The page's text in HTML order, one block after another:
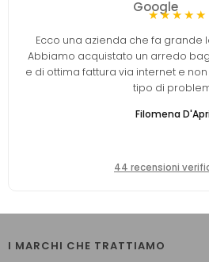
★★★★★
Ecco una azienda che fa grande
Abbiamo acquistato un arredo
e di ottima fattura via internet e
tipo di
Filomena
44 recensioni
I MARCHI CHE TRATTIAMO